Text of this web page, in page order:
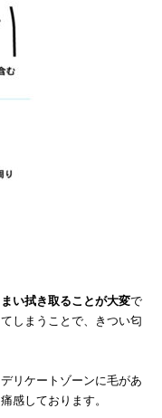
い拭き取ることが大変で
しまうことで、きつい匂
リケートゾーンに毛があ
感しております。